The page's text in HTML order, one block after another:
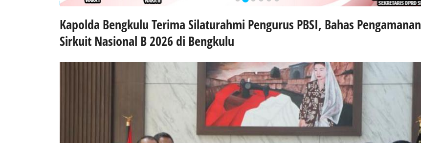
Kapolda Bengkulu Terima Silaturahmi Pengurus PBSI, Bahas Pengamanan
Sirkuit Nasional B 2026 di Bengkulu